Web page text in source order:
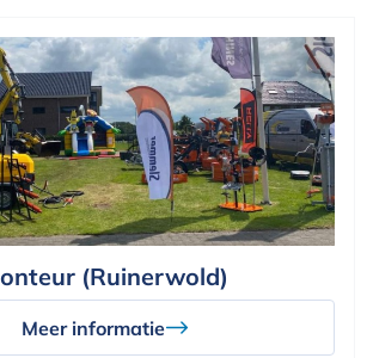
(Ruinerwold)
Meer informatie